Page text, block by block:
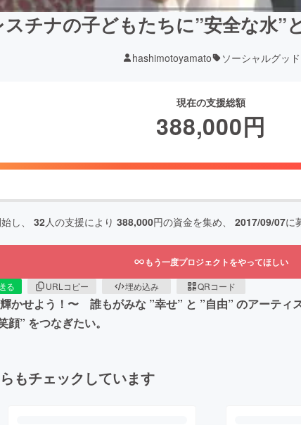
チナの子どもたちに”安全な水”
hashimotoyamato ソーシャルグッド
現在の支援総額
388,000円
し、 32人の支援により 388,000円の資金を集め、 2017/09/07に
もう一度プロジェクトをやってほしい
る URLコピー 埋め込み QRコード
せよう！〜 誰もがみな ”幸せ” と ”自由” のアーティ
” をつなぎたい。
もチェックしています